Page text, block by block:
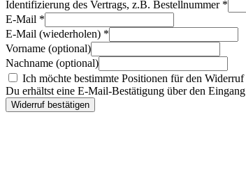
Identifizierung des Vertrags, z.B. Bestellnummer *
E-Mail *
E-Mail (wiederholen) *
Vorname (optional)
Nachname (optional)
Ich möchte bestimmte Positionen für den Widerruf
Du erhältst eine E-Mail-Bestätigung über den
Widerruf bestätigen